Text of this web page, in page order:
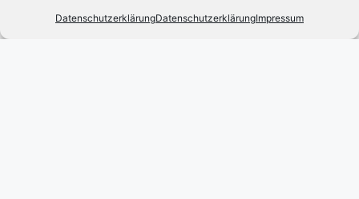
DatenschutzerklärungDatenschutzerklärungImpressum
Zahlung und Versand